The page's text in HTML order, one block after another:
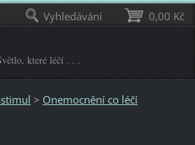
které léčí . . .
> Onemocnění co léčí
0,00 Kč
Vyhledávání